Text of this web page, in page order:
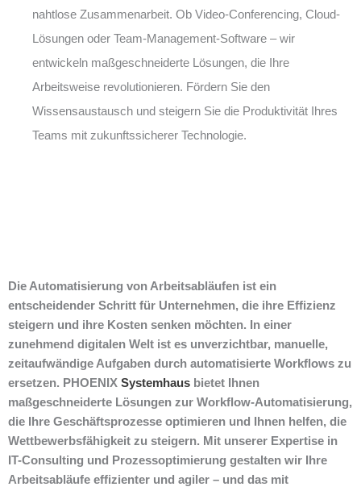
nahtlose Zusammenarbeit. Ob Video-Conferencing, Cloud-
Lösungen oder Team-Management-Software – wir
entwickeln maßgeschneiderte Lösungen, die Ihre
Arbeitsweise revolutionieren. Fördern Sie den
Wissensaustausch und steigern Sie die Produktivität Ihres
Teams mit zukunftssicherer Technologie.
Die Automatisierung von Arbeitsabläufen ist ein
entscheidender Schritt für Unternehmen, die ihre Effizienz
steigern und ihre Kosten senken möchten. In einer
zunehmend digitalen Welt ist es unverzichtbar, manuelle,
zeitaufwändige Aufgaben durch automatisierte Workflows zu
ersetzen. PHOENIX Systemhaus bietet Ihnen
maßgeschneiderte Lösungen zur Workflow-Automatisierung,
die Ihre Geschäftsprozesse optimieren und Ihnen helfen, die
Wettbewerbsfähigkeit zu steigern. Mit unserer Expertise in
IT-Consulting und Prozessoptimierung gestalten wir Ihre
Arbeitsabläufe effizienter und agiler – und das mit